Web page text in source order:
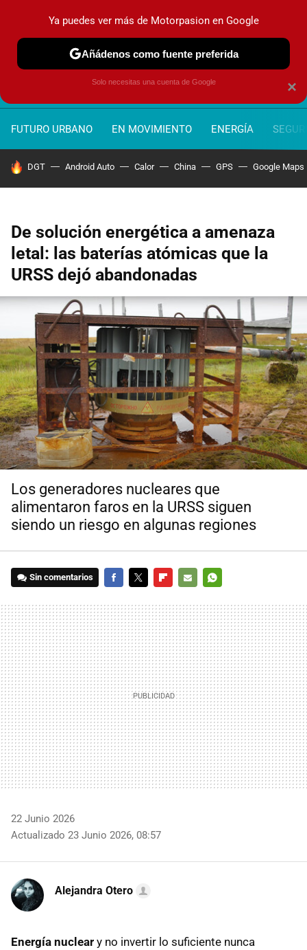
FUTURO URBANO EN MOVIMIENTO ENERGÍA
HOY SE HABLA DE
DGT Android Auto Calor China GPS Google Maps
De solución energética a amenaza
letal: las baterías atómicas que la
URSS dejó abandonadas
Los generadores nucleares que
alimentaron faros en la URSS siguen
siendo un riesgo en algunas regiones
Sin comentarios
MAIL
22 Junio 2026
Actualizado 23 Junio 2026, 08:57
Alejandra Otero
Energía nuclear y no invertir lo suficiente nunca
×
Ya puedes ver más de Motorpasion en Google
Añádenos como fuente preferida
Solo necesitas una cuenta de Google